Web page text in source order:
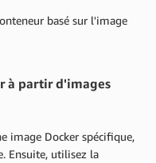
basé sur l'image
à partir d'images
image Docker spécifique,
Ensuite, utilisez la